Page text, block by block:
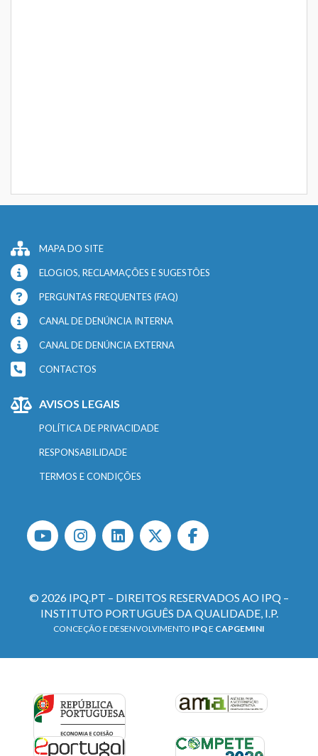
MAPA DO SITE
ELOGIOS, RECLAMAÇÕES E SUGESTÕES
PERGUNTAS FREQUENTES (FAQ)
CANAL DE DENÚNCIA INTERNA
CANAL DE DENÚNCIA EXTERNA
CONTACTOS
AVISOS LEGAIS
POLÍTICA DE PRIVACIDADE
RESPONSABILIDADE
TERMOS E CONDIÇÕES
© 2026 IPQ.PT – DIREITOS RESERVADOS AO IPQ –
INSTITUTO PORTUGUÊS DA QUALIDADE, I.P.
CONCEÇÃO E DESENVOLVIMENTO IPQE CAPGEMINI